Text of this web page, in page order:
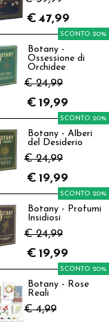
€ 47,99
Botany -
Ossessione di
Orchidee
€ 24,99
SCONTO 20%
€ 19,99
Botany - Alberi
del Desiderio
€ 24,99
SCONTO 20%
€ 19,99
Botany - Profumi
Insidiosi
€ 24,99
SCONTO 20%
€ 19,99
Botany - Rose
Reali
€ 4,99
SCONTO 20%